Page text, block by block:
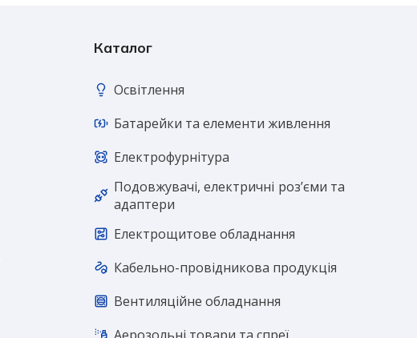
Каталог
Освітлення
Батарейки та елементи живлення
Електрофурнітура
Подовжувачі, електричні розʼєми та
адаптери
Електрощитове обладнання
Кабельно-провідникова продукція
Вентиляційне обладнання